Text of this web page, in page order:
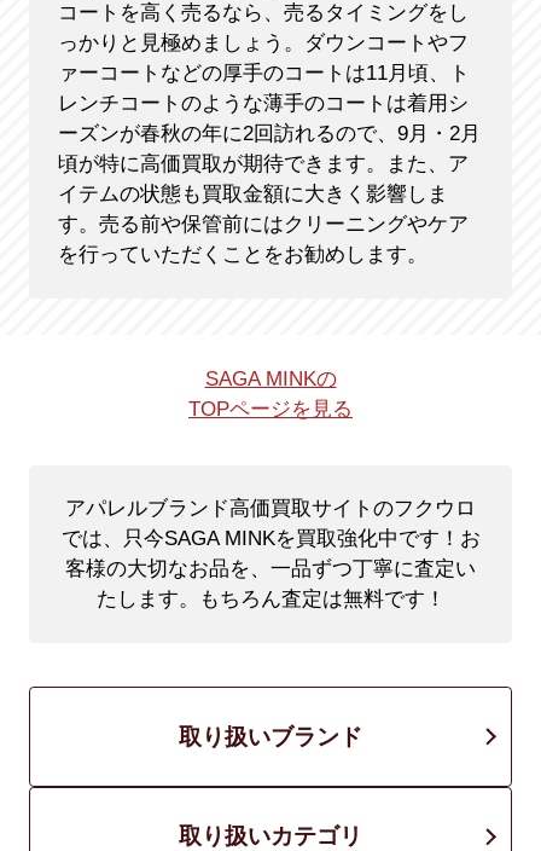
コートを高く売るなら、売るタイミングをし
っかりと見極めましょう。ダウンコートやフ
ァーコートなどの厚手のコートは11月頃、ト
レンチコートのような薄手のコートは着用シ
ーズンが春秋の年に2回訪れるので、9月・2月
頃が特に高価買取が期待できます。また、ア
イテムの状態も買取金額に大きく影響しま
す。売る前や保管前にはクリーニングやケア
を行っていただくことをお勧めします。
SAGA MINKの
TOPページを見る
アパレルブランド高価買取サイトのフクウロ
では、只今SAGA MINKを買取強化中です！ お
客様の大切なお品を、一品ずつ丁寧に査定い
たします。もちろん査定は無料です！
取り扱いブランド
取り扱いカテゴリ